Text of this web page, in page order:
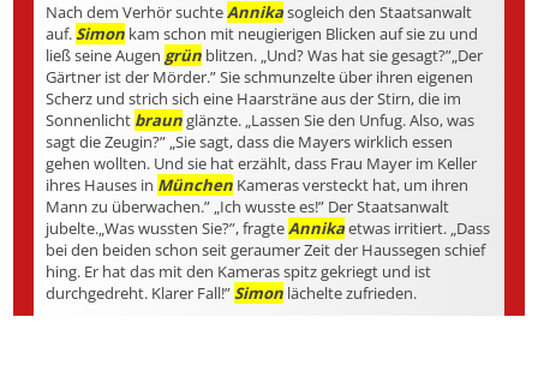
Nach dem Verhör suchteAnnikasogleich den Staatsanwalt
auf.Simon kam schon mit neugierigen Blicken auf sie zu und
ließ seine Augen grün blitzen. „Und? Was hat sie gesagt?”„Der
Gärtner ist der Mörder.” Sie schmunzelte über ihren eigenen
Scherz und strich sich eine Haarsträne aus der Stirn, die im
Sonnenlicht braunglänzte. „Lassen Sie den Unfug. Also, was
sagt die Zeugin?” „Sie sagt, dass die Mayers wirklich essen
gehen wollten. Und sie hat erzählt, dass Frau Mayer im Keller
ihres Hauses in München Kameras versteckt hat, um ihren
Mann zu überwachen.” „Ich wusste es!” Der Staatsanwalt
jubelte.„Was wussten Sie?”, fragteAnnikaetwas irritiert. „Dass
bei den beiden schon seit geraumer Zeit der Haussegen schief
hing. Er hat das mit den Kameras spitz gekriegt und ist
durchgedreht. Klarer Fall!”Simon lächelte zufrieden.